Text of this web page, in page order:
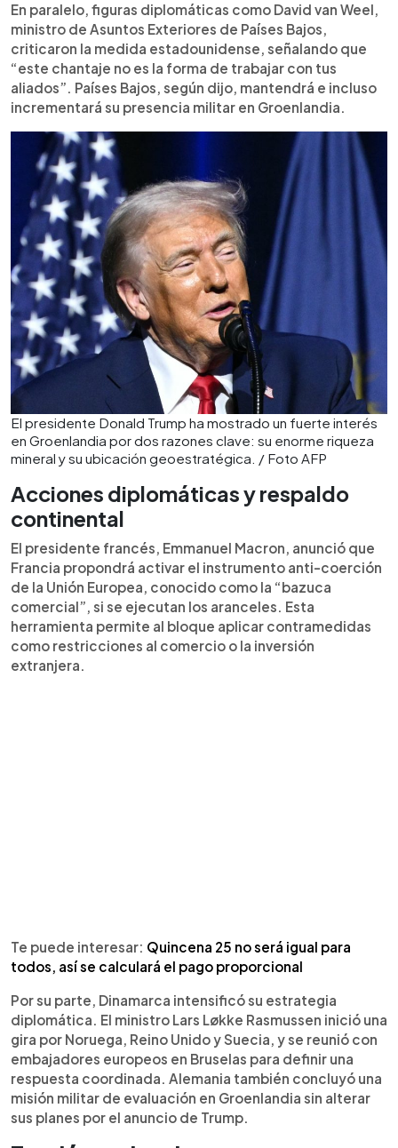
En paralelo, figuras diplomáticas como David van Weel,
ministro de Asuntos Exteriores de Países Bajos,
criticaron la medida estadounidense, señalando que
“este chantaje no es la forma de trabajar con tus
aliados”. Países Bajos, según dijo, mantendrá e incluso
incrementará su presencia militar en Groenlandia.
El presidente Donald Trump ha mostrado un fuerte interés
en Groenlandia por dos razones clave: su enorme riqueza
mineral y su ubicación geoestratégica. / Foto AFP
Acciones diplomáticas y respaldo
continental
El presidente francés, Emmanuel Macron, anunció que
Francia propondrá activar el instrumento anti-coerción
de la Unión Europea, conocido como la “bazuca
comercial”, si se ejecutan los aranceles. Esta
herramienta permite al bloque aplicar contramedidas
como restricciones al comercio o la inversión
extranjera.
Te puede interesar: Quincena 25 no será igual para
todos, así se calculará el pago proporcional
Por su parte, Dinamarca intensificó su estrategia
diplomática. El ministro Lars Løkke Rasmussen inició una
gira por Noruega, Reino Unido y Suecia, y se reunió con
embajadores europeos en Bruselas para definir una
respuesta coordinada. Alemania también concluyó una
misión militar de evaluación en Groenlandia sin alterar
sus planes por el anuncio de Trump.